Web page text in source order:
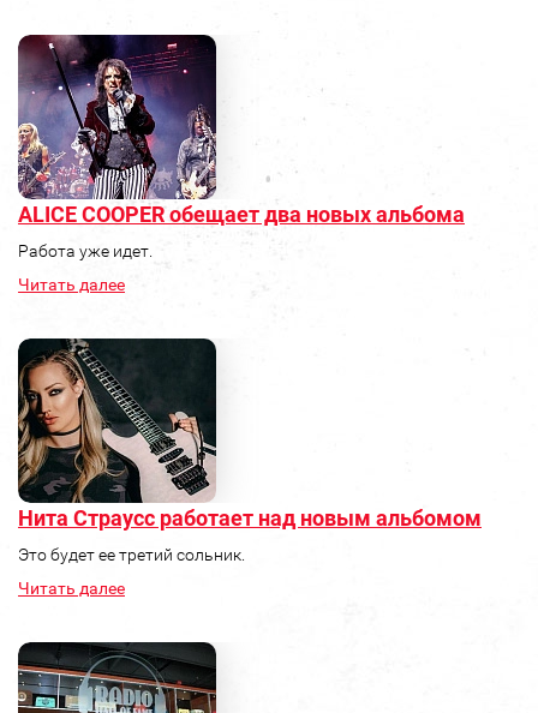
ALICE COOPER обещает два новых альбома
Работа уже идет.
Читать далее
Нита Страусс работает над новым альбомом
Это будет ее третий сольник.
Читать далее